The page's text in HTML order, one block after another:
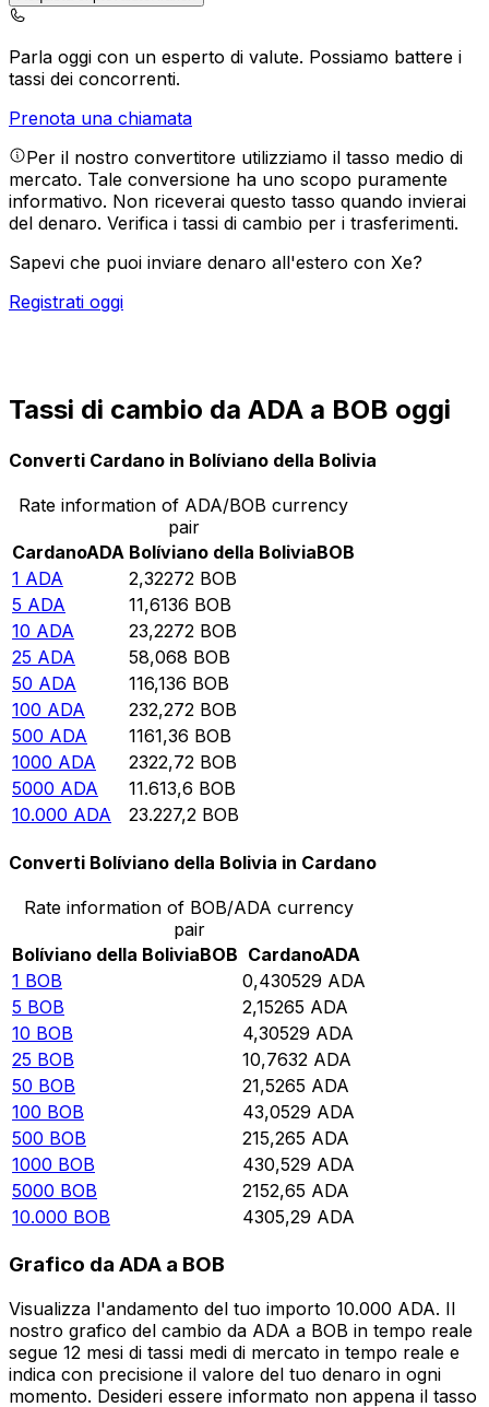
Parla oggi con un esperto di valute. Possiamo battere i
tassi dei concorrenti.
Prenota una chiamata
Per il nostro convertitore utilizziamo il tasso medio di
mercato. Tale conversione ha uno scopo puramente
informativo. Non riceverai questo tasso quando invierai
del denaro. Verifica i tassi di cambio per i trasferimenti.
Sapevi che puoi inviare denaro all'estero con Xe?
Registrati oggi
Tassi di cambio da ADA a BOB oggi
Converti Cardano in Bolíviano della Bolivia
Rate information of ADA/BOB currency
pair
CardanoADA Bolíviano della BoliviaBOB
1 ADA 2,32272 BOB
5 ADA 11,6136 BOB
10 ADA 23,2272 BOB
25 ADA 58,068 BOB
50 ADA 116,136 BOB
100 ADA 232,272 BOB
500 ADA 1161,36 BOB
1000 ADA 2322,72 BOB
5000 ADA 11.613,6 BOB
10.000 ADA 23.227,2 BOB
Converti Bolíviano della Bolivia in Cardano
Rate information of BOB/ADA currency
pair
Bolíviano della BoliviaBOB CardanoADA
1 BOB 0,430529 ADA
5 BOB 2,15265 ADA
10 BOB 4,30529 ADA
25 BOB 10,7632 ADA
50 BOB 21,5265 ADA
100 BOB 43,0529 ADA
500 BOB 215,265 ADA
1000 BOB 430,529 ADA
5000 BOB 2152,65 ADA
10.000 BOB 4305,29 ADA
Grafico da ADA a BOB
Visualizza l'andamento del tuo importo 10.000 ADA. Il
nostro grafico del cambio da ADA a BOB in tempo reale
segue 12 mesi di tassi medi di mercato in tempo reale e
indica con precisione il valore del tuo denaro in ogni
momento. Desideri essere informato non appena il tasso